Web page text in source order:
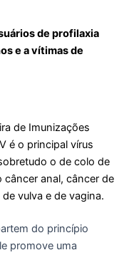
de profilaxia
e a vítimas de
de Imunizações
é o principal vírus
o de colo de
câncer anal, câncer de
vulva e de vagina.
do princípio
promove uma